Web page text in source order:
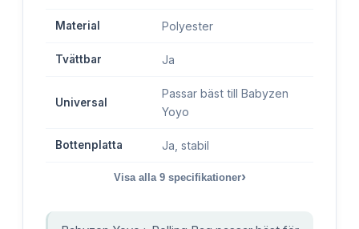
Material Polyester
Tvättbar Ja
Universal
Passar bäst till Babyzen
Yoyo
Bottenplatta Ja, stabil
Visa alla 9specifikationer›